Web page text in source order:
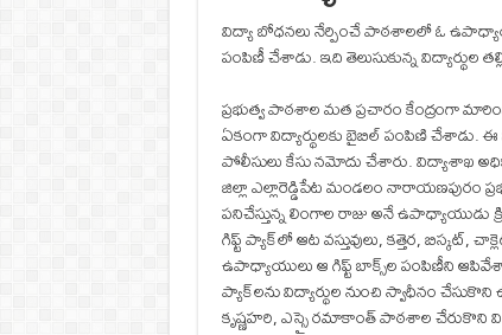
విద్యా బోధనలు నేర్పించే పాఠశాలలో ఓ
పంపిణీ చేశాడు. ఇది తెలుసుకున్న విద్యార్థుల
ప్రభుత్వ పాఠశాల మత ప్రచారం కేంద్రంగా
ఏకంగా విద్యార్థులకు బైబిల్ పంపిణి
పోలీసులు కేసు నమోదు చేశారు. విద్యాశాఖ
జిల్లా ఎల్లారెడ్డిపేట మండలం నారాయణపురం
పనిచేస్తున్న లింగాల రాజు అనే ఉపాధ్యాయుడు
గిఫ్ట్ ప్యాక్‌లో ఆట వస్తువులు, కత్తెర, బిస్కట్,
ఉపాధ్యాయులు ఆ గిఫ్ట్ బాక్స్‌ల పంపిణీని
ప్యాక్‌లను విద్యార్థుల నుంచి స్వాధీనం
కృష్ణహరి, ఎస్సై రమాకాంత్ పాఠశాల చేరుకొని